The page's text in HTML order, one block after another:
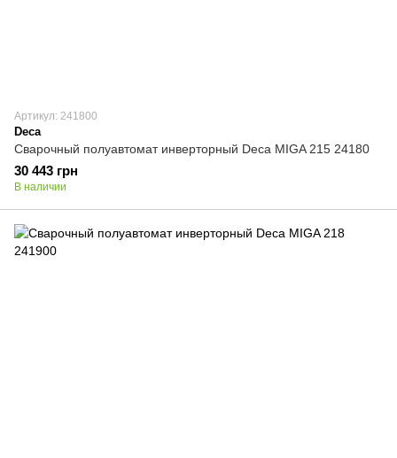
Артикул: 241800
Deca
Сварочный полуавтомат инверторный Deca MIGA 215 24180
30 443 грн
В наличии